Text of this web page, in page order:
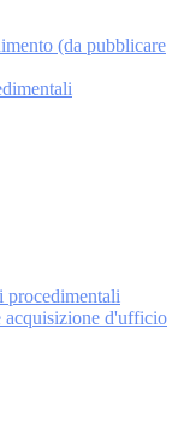
(da pubblicare
procedimentali
acquisizione d'ufficio